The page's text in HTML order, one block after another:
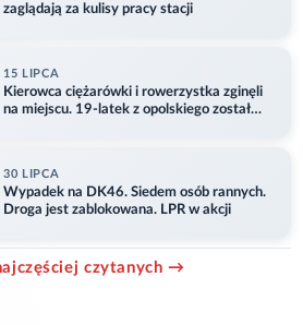
zaglądają za kulisy pracy stacji
15 LIPCA
Kierowca ciężarówki i rowerzystka zginęli
na miejscu. 19-latek z opolskiego został
30 LIPCA
Wypadek na DK46. Siedem osób rannych.
Droga jest zablokowana. LPR w akcji
czytanych →